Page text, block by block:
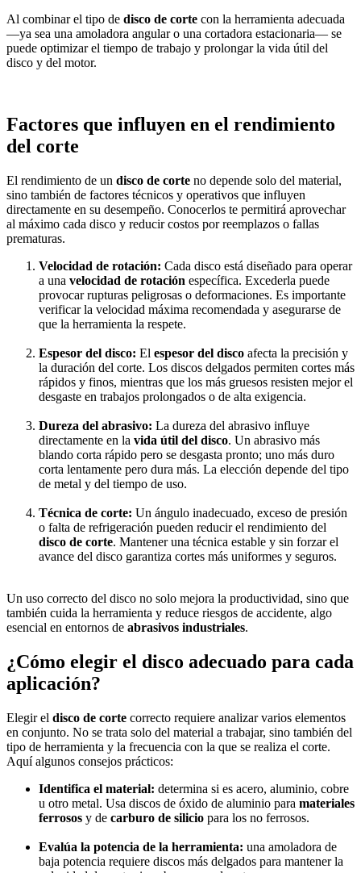
Al combinar el tipo de disco de corte con la herramienta adecuada
—ya sea una amoladora angular o una cortadora estacionaria— se
puede optimizar el tiempo de trabajo y prolongar la vida útil del
disco y del motor.
Factores que influyen en el rendimiento
del corte
El rendimiento de un disco de corte no depende solo del material,
sino también de factores técnicos y operativos que influyen
directamente en su desempeño. Conocerlos te permitirá aprovechar
al máximo cada disco y reducir costos por reemplazos o fallas
prematuras.
Velocidad de rotación: Cada disco está diseñado para operar
a una velocidad de rotación específica. Excederla puede
provocar rupturas peligrosas o deformaciones. Es importante
verificar la velocidad máxima recomendada y asegurarse de
que la herramienta la respete.
Espesor del disco: El espesor del disco afecta la precisión y
la duración del corte. Los discos delgados permiten cortes más
rápidos y finos, mientras que los más gruesos resisten mejor el
desgaste en trabajos prolongados o de alta exigencia.
Dureza del abrasivo: La dureza del abrasivo influye
directamente en la vida útil del disco. Un abrasivo más
blando corta rápido pero se desgasta pronto; uno más duro
corta lentamente pero dura más. La elección depende del tipo
de metal y del tiempo de uso.
Técnica de corte: Un ángulo inadecuado, exceso de presión
o falta de refrigeración pueden reducir el rendimiento del
disco de corte. Mantener una técnica estable y sin forzar el
avance del disco garantiza cortes más uniformes y seguros.
Un uso correcto del disco no solo mejora la productividad, sino que
también cuida la herramienta y reduce riesgos de accidente, algo
esencial en entornos de abrasivos industriales.
¿Cómo elegir el disco adecuado para cada
aplicación?
Elegir el disco de corte correcto requiere analizar varios elementos
en conjunto. No se trata solo del material a trabajar, sino también del
tipo de herramienta y la frecuencia con la que se realiza el corte.
Aquí algunos consejos prácticos:
Identifica el material: determina si es acero, aluminio, cobre
u otro metal. Usa discos de óxido de aluminio para materiales
ferrosos y de carburo de silicio para los no ferrosos.
Evalúa la potencia de la herramienta: una amoladora de
baja potencia requiere discos más delgados para mantener la